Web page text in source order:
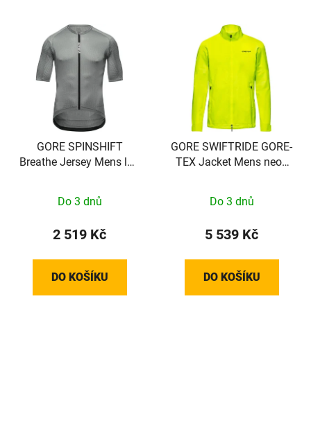
GORE SPINSHIFT
Breathe Jersey Mens lab
Do 3 dnů
2 519 Kč
DO KOŠÍKU
GORE SWIFTRIDE GORE-
TEX Jacket Mens neon
Do 3 dnů
5 539 Kč
DO KOŠÍKU